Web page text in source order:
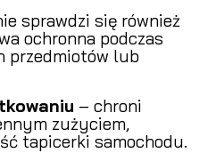
sprawdzi się również
ochronna podczas
przedmiotów lub
– chroni
zużyciem,
tapicerki samochodu.